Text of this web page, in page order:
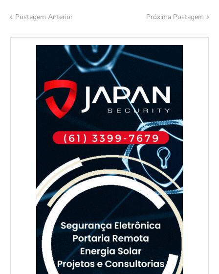
Postagem Anterior Próxima Postagem